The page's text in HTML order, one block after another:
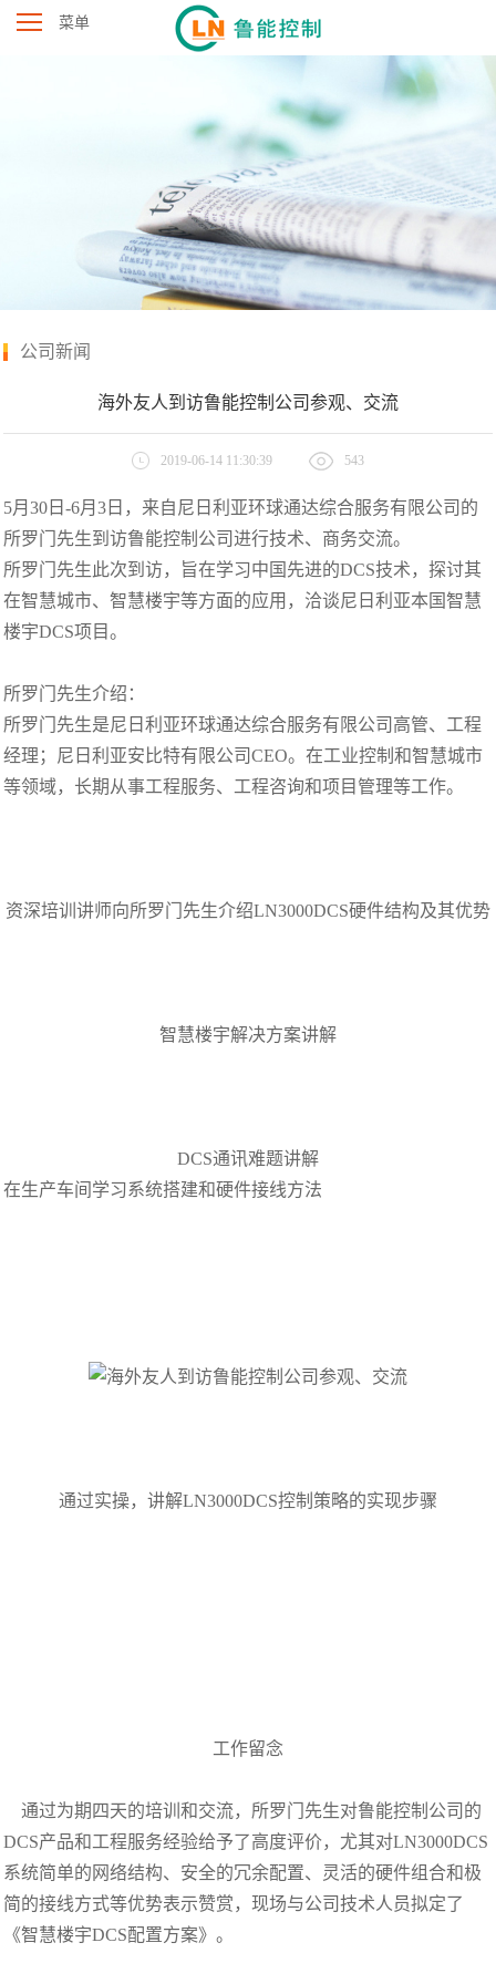
菜单
公司新闻
海外友人到访鲁能控制公司参观、交流
2019-06-14 11:30:39 543
5月30日-6月3日，来自尼日利亚环球通达综合服务有限公司的
所罗门先生到访鲁能控制公司进行技术、商务交流。
所罗门先生此次到访，旨在学习中国先进的DCS技术，探讨其
在智慧城市、智慧楼宇等方面的应用，洽谈尼日利亚本国智慧
楼宇DCS项目。
所罗门先生介绍：
所罗门先生是尼日利亚环球通达综合服务有限公司高管、工程
经理；尼日利亚安比特有限公司CEO。在工业控制和智慧城市
等领域，长期从事工程服务、工程咨询和项目管理等工作。
资深培训讲师向所罗门先生介绍LN3000DCS硬件结构及其优势
智慧楼宇解决方案讲解
DCS通讯难题讲解
在生产车间学习系统搭建和硬件接线方法
通过实操，讲解LN3000DCS控制策略的实现步骤
工作留念
通过为期四天的培训和交流，所罗门先生对鲁能控制公司的
DCS产品和工程服务经验给予了高度评价，尤其对LN3000DCS
系统简单的网络结构、安全的冗余配置、灵活的硬件组合和极
简的接线方式等优势表示赞赏，现场与公司技术人员拟定了
《智慧楼宇DCS配置方案》。